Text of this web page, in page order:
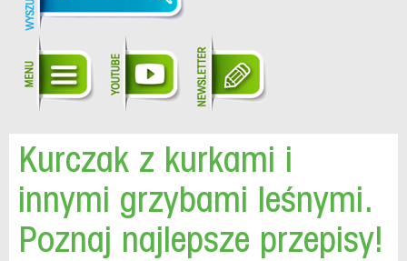
Kurczak z kurkami i
innymi grzybami leśnymi.
Poznaj najlepsze przepisy!